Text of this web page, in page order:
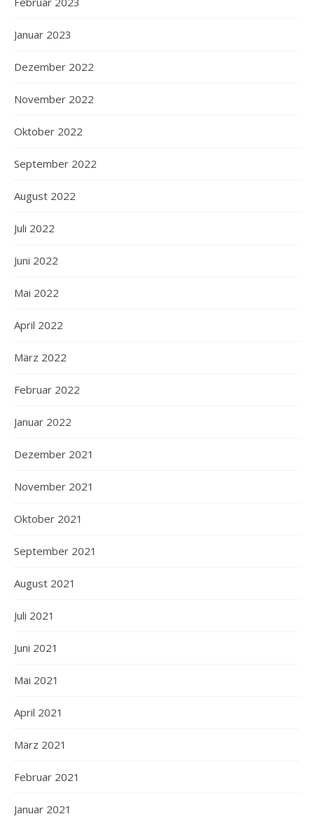
Januar 2023
Dezember 2022
November 2022
Oktober 2022
September 2022
August 2022
Juli 2022
Juni 2022
Mai 2022
April 2022
März 2022
Februar 2022
Januar 2022
Dezember 2021
November 2021
Oktober 2021
September 2021
August 2021
Juli 2021
Juni 2021
Mai 2021
April 2021
März 2021
Februar 2021
Januar 2021